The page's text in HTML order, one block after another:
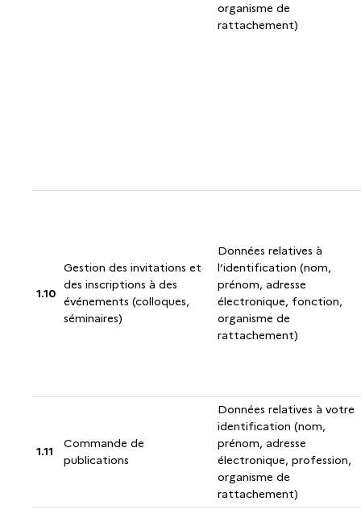
organisme de
rattachement)
1.10
Gestion des invitations et
des inscriptions à des
événements (colloques,
séminaires)
Données relatives à
l’identification (nom,
prénom, adresse
électronique, fonction,
organisme de
rattachement)
1.11
Commande de
publications
Données relatives à votre
identification (nom,
prénom, adresse
électronique, profession,
organisme de
rattachement)